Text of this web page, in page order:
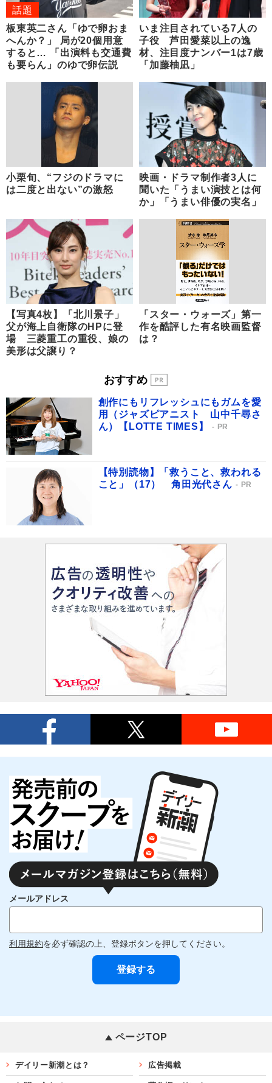
話題
板東英二さん「ゆで卵おま
へんか？」 局が20個用意
すると… 「出演料も交通費
も要らん」のゆで卵伝説
いま注目されている7人の
子役 芦田愛菜以上の逸
材、注目度ナンバー1は7歳
「加藤柚凪」
小栗旬、“フジのドラマに
は二度と出ない”の激怒
映画・ドラマ制作者3人に
聞いた「うまい演技とは何
か」「うまい俳優の実名」
【写真4枚】「北川景子」
父が海上自衛隊のHPに登
場 三菱重工の重役、娘の
美形は父譲り？
「スター・ウォーズ」第一
作を酷評した有名映画監督
は？
おすすめ
創作にもリフレッシュにもガムを愛
用（ジャズピアニスト 山中千尋さ
ん）【LOTTE TIMES】
PR
【特別読物】「救うこと、救われる
こと」（17） 角田光代さん
PR
メールアドレス
利用規約を必ず確認の上、登録ボタンを押してください。
ページTOP
デイリー新潮とは？ 広告掲載